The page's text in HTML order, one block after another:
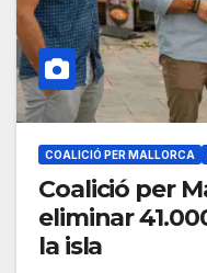
COALICIÓ PER MALLORCA
Coalició per
eliminar
la isla